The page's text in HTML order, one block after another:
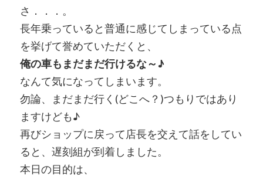
さ．．．。
長年乗っていると普通に感じてしまっている点
を挙げて誉めていただくと、
俺の車もまだまだ行けるな～♪
なんて気になってしまいます。
勿論、まだまだ行く(どこへ？)つもりではあり
ますけども♪
再びショップに戻って店長を交えて話をしてい
ると、遅刻組が到着しました。
本日の目的は、